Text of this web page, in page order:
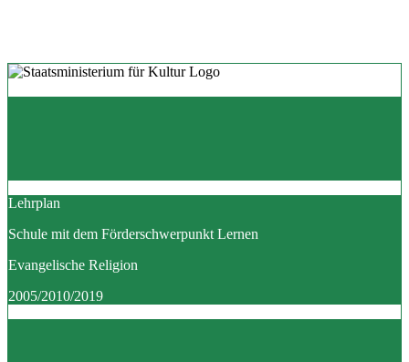
Lehrplan
Schule mit dem Förderschwerpunkt Lernen
Evangelische Religion
2005/2010/2019